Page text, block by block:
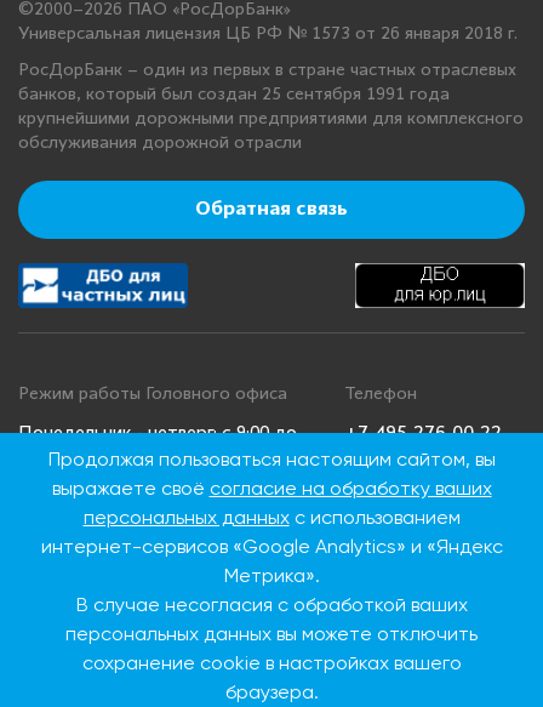
©2000–2026 ПАО «РосДорБанк»
Универсальная лицензия ЦБ РФ № 1573 от 26 января 2018 г.
РосДорБанк – один из первых в стране частных отраслевых
банков, который был создан 25 сентября 1991 года
крупнейшими дорожными предприятиями для комплексного
обслуживания дорожной отрасли
Обратная связь
Режим работы Головного офиса
Понедельник - четверг: с 9:00 до
18:00
Пятница: с 9:00 до 16:45
Суббота, воскресенье: выходные
дни
Телефон
+7 495 276 00 22
8 800 100 00 22
(Бесплатно по
России)
Адрес Головного офиса
115093, г. Москва, ул.
Дубининская, д. 86
Продолжая пользоваться настоящим сайтом, вы
выражаете своё согласие на обработку ваших
персональных данныхс использованием
интернет-сервисов «Google Analytics» и «Яндекс
Метрика».
В случае несогласия с обработкой ваших
персональных данных вы можете отключить
сохранение cookie в настройках вашего
браузера.